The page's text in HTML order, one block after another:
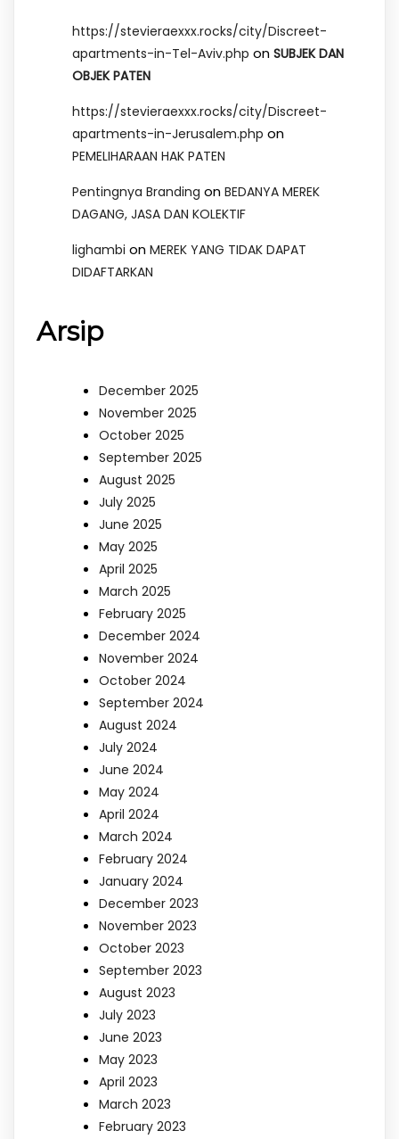
https://stevieraexxx.rocks/city/Discreet-
apartments-in-Tel-Aviv.php on SUBJEK DAN
OBJEK PATEN
https://stevieraexxx.rocks/city/Discreet-
apartments-in-Jerusalem.php on
PEMELIHARAAN HAK PATEN
Pentingnya Branding on BEDANYA MEREK
DAGANG, JASA DAN KOLEKTIF
lighambi on MEREK YANG TIDAK DAPAT
DIDAFTARKAN
Arsip
December 2025
November 2025
October 2025
September 2025
August 2025
July 2025
June 2025
May 2025
April 2025
March 2025
February 2025
December 2024
November 2024
October 2024
September 2024
August 2024
July 2024
June 2024
May 2024
April 2024
March 2024
February 2024
January 2024
December 2023
November 2023
October 2023
September 2023
August 2023
July 2023
June 2023
May 2023
April 2023
March 2023
February 2023